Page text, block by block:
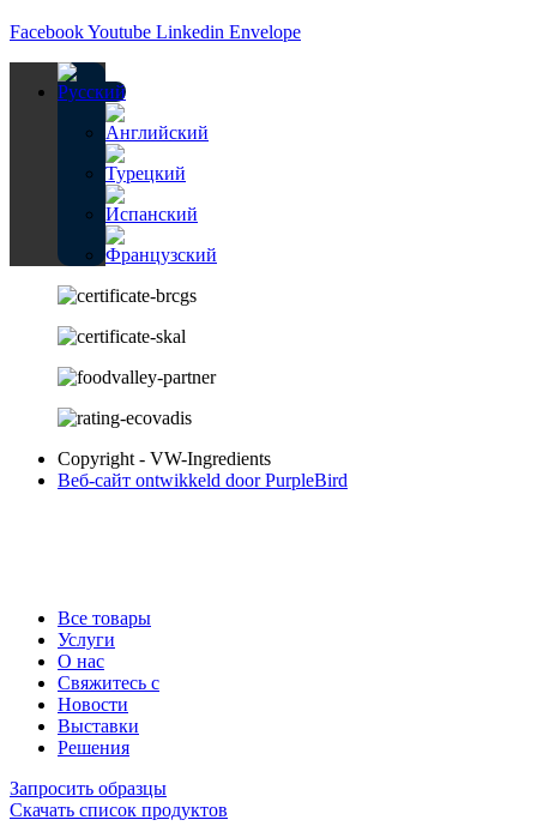
FacebookYoutube Linkedin Envelope
Copyright - VW-Ingredients
Веб-сайт ontwikkeld door PurpleBird
Все товары
Услуги
О нас
Свяжитесь с
Новости
Выставки
Решения
Запросить образцы
Скачать список продуктов